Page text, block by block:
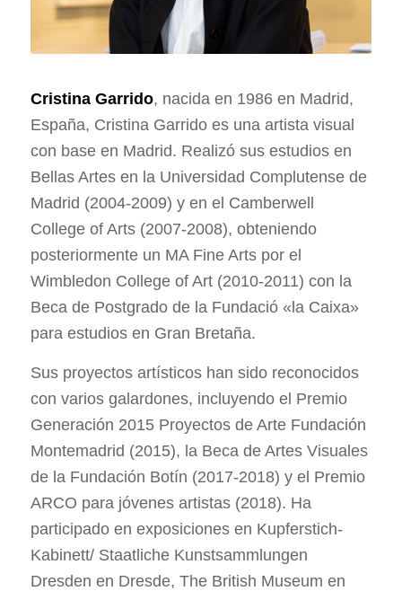
Cristina Garrido, nacida en 1986 en Madrid,
España, Cristina Garrido es una artista visual
con base en Madrid. Realizó sus estudios en
Bellas Artes en la Universidad Complutense de
Madrid (2004-2009) y en el Camberwell
College of Arts (2007-2008), obteniendo
posteriormente un MA Fine Arts por el
Wimbledon College of Art (2010-2011) con la
Beca de Postgrado de la Fundació «la Caixa»
para estudios en Gran Bretaña.
Sus proyectos artísticos han sido reconocidos
con varios galardones, incluyendo el Premio
Generación 2015 Proyectos de Arte Fundación
Montemadrid (2015), la Beca de Artes Visuales
de la Fundación Botín (2017-2018) y el Premio
ARCO para jóvenes artistas (2018). Ha
participado en exposiciones en Kupferstich-
Kabinett/ Staatliche Kunstsammlungen
Dresden en Dresde, The British Museum en